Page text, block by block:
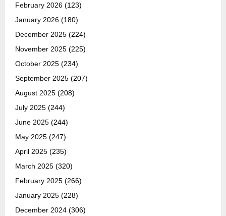
February 2026 (123)
January 2026 (180)
December 2025 (224)
November 2025 (225)
October 2025 (234)
September 2025 (207)
August 2025 (208)
July 2025 (244)
June 2025 (244)
May 2025 (247)
April 2025 (235)
March 2025 (320)
February 2025 (266)
January 2025 (228)
December 2024 (306)